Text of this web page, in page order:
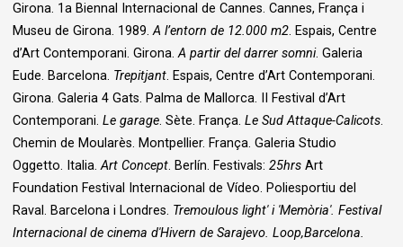
Girona. 1a Biennal Internacional de Cannes. Cannes, França i
Museu de Girona. 1989.A l’entorn de 12.000 m2. Espais, Centre
d’Art Contemporani. Girona.A partir del darrer somni. Galeria
Eude. Barcelona. Trepitjant. Espais, Centre d’Art Contemporani.
Girona. Galeria 4 Gats. Palma de Mallorca. II Festival d’Art
Contemporani.Le garage. Sète. França.Le Sud Attaque-Calicots.
Chemin de Moularès. Montpellier. França. Galeria Studio
Oggetto. Italia.Art Concept. Berlín. Festivals:25hrsArt
Foundation Festival Internacional de Vídeo. Poliesportiu del
Raval. Barcelona i Londres. Tremoulous light' i 'Memòria'. Festival
Internacional de cinema d'Hivern de Sarajevo. Loop,Barcelona.